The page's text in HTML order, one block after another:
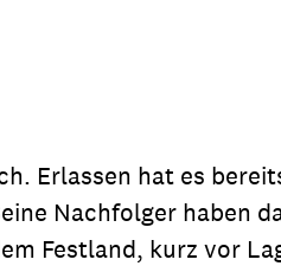
Erlassen hat es
Nachfolger haben
Festland, kurz vor